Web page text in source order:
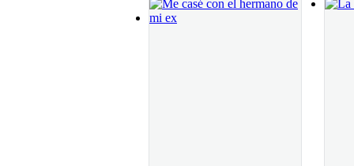
— Hola Mad. ¿Cómo estás?